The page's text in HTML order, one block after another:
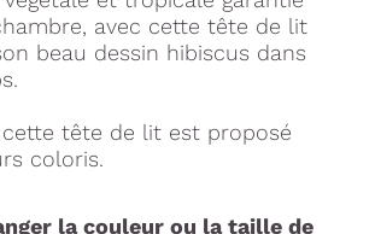
avec cette tête de lit
beau dessin hibiscus dans
tête de lit est proposé
coloris.
la couleur ou la taille de